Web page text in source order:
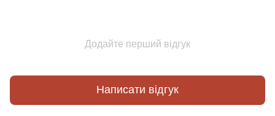
Додайте перший відгук
Написати відгук